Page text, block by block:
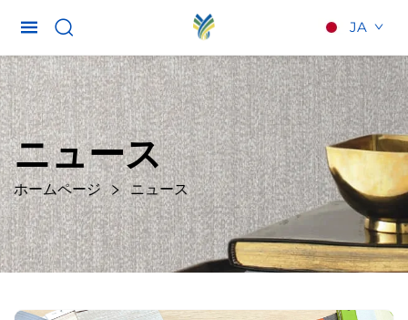
JA
ニュース
ホームページ ニュース